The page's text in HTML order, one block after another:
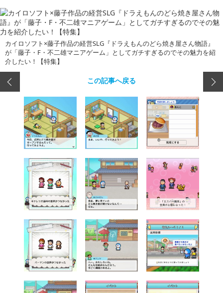
カイロソフト×藤子作品の経営SLG『ドラえもんのどら焼き屋さん物語』
が「藤子・F・不二雄マニアゲーム」としてガチすぎるのでその魅力を紹
介したい！【特集】
この記事へ戻る
求人情報を読み込み中...
Sponsored by